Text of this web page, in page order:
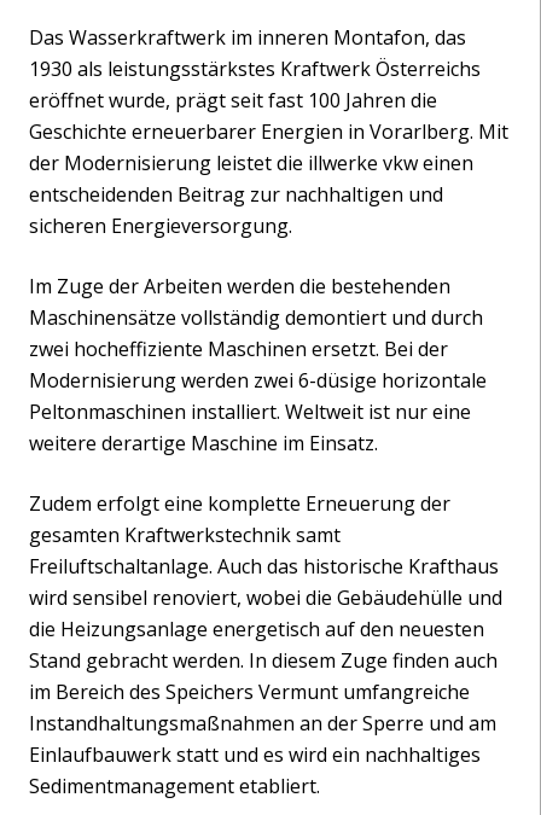
Das Wasserkraftwerk im inneren Montafon, das
1930 als leistungsstärkstes Kraftwerk Österreichs
eröffnet wurde, prägt seit fast 100 Jahren die
Geschichte erneuerbarer Energien in Vorarlberg. Mit
der Modernisierung leistet die illwerke vkw einen
entscheidenden Beitrag zur nachhaltigen und
sicheren Energieversorgung.
Im Zuge der Arbeiten werden die bestehenden
Maschinensätze vollständig demontiert und durch
zwei hocheffiziente Maschinen ersetzt. Bei der
Modernisierung werden zwei 6-düsige horizontale
Peltonmaschinen installiert. Weltweit ist nur eine
weitere derartige Maschine im Einsatz.
Zudem erfolgt eine komplette Erneuerung der
gesamten Kraftwerkstechnik samt
Freiluftschaltanlage. Auch das historische Krafthaus
wird sensibel renoviert, wobei die Gebäudehülle und
die Heizungsanlage energetisch auf den neuesten
Stand gebracht werden. In diesem Zuge finden auch
im Bereich des Speichers Vermunt umfangreiche
Instandhaltungsmaßnahmen an der Sperre und am
Einlaufbauwerk statt und es wird ein nachhaltiges
Sedimentmanagement etabliert.